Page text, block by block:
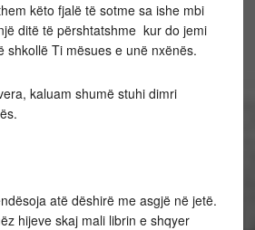
këto fjalë të sotme sa ishe mbi
ditë të përshtatshme kur do jemi
shkollë Ti mësues e unë nxënës.
kaluam shumë stuhi dimri
atë dëshirë me asgjë në jetë.
hijeve skaj mali librin e shqyer